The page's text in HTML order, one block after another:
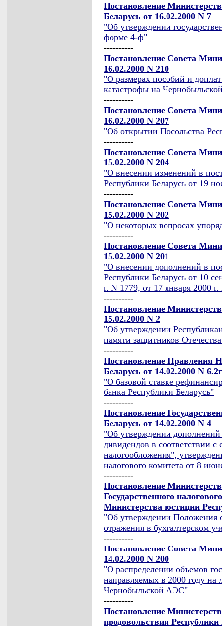
Постановление
Беларусь от 16.02.2000 N 7
"Об утверждении
форме 4-ф"
----------
Постановление Совета
16.02.2000 N 210
"О размерах пособий и
катастрофы на
----------
Постановление Совета
16.02.2000 N 207
"Об открытии Посольства
----------
Постановление Совета
15.02.2000 N 204
"О внесении изменений в
Республики Беларусь от 19
----------
Постановление Совета
15.02.2000 N 202
"О некоторых вопросах
----------
Постановление Совета
15.02.2000 N 201
"О внесении дополнений в
Республики Беларусь от 10
г. N 1779, от 17 января 2000
----------
Постановление
15.02.2000 N 2
"Об утверждении
памяти защитников
----------
Постановление Правления
Беларусь от 14.02.2000 N 6.2г
"О базовой ставке
банка Республики Беларусь"
----------
Постановление
Беларусь от 14.02.2000 N 4
"Об утверждении
дивидендов в соответствии
налогообложения",
налогового комитета от 8
----------
Постановление
Государственного
Министерства юстиции
"Об утверждении Положения
отражения в бухгалтерском
----------
Постановление Совета
14.02.2000 N 200
"О распределении объемов
направляемых в 2000 году на
Чернобыльской АЭС"
----------
Постановление
продовольствия